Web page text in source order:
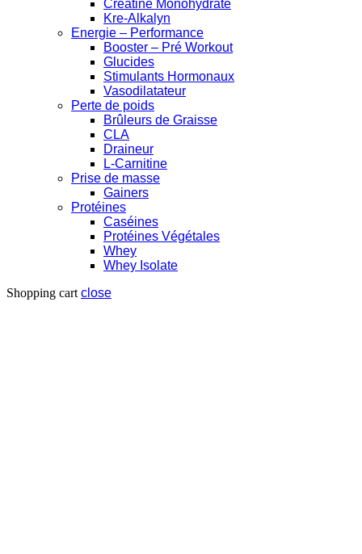
Créatine Monohydrate
Kre-Alkalyn
Energie – Performance
Booster – Pré Workout
Glucides
Stimulants Hormonaux
Vasodilatateur
Perte de poids
Brûleurs de Graisse
CLA
Draineur
L-Carnitine
Prise de masse
Gainers
Protéines
Caséines
Protéines Végétales
Whey
Whey Isolate
Shopping cart close